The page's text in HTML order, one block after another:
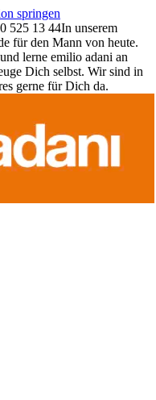
springen
525 13 44In unserem
für den Mann von heute.
lerne emilio adani an
Dich selbst. Wir sind in
gerne für Dich da.